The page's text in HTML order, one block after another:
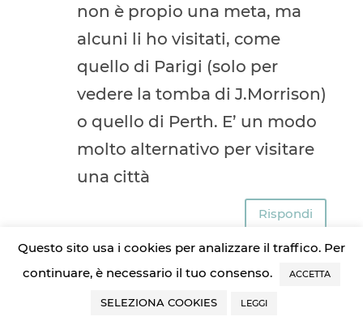
non è propio una meta, ma
alcuni li ho visitati, come
quello di Parigi (solo per
vedere la tomba di J.Morrison)
o quello di Perth. E’ un modo
molto alternativo per visitare
una città
Rispondi
Francesca il 5 Settembre 2018 alle
9:12
Questo sito usa i cookies per analizzare il traffico. Per
continuare, è necessario il tuo consenso.
ACCETTA
SELEZIONA COOKIES LEGGI